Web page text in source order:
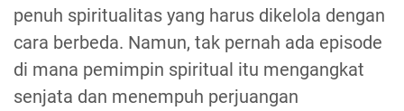
penuh spiritualitas yang harus dikelola dengan
cara berbeda. Namun, tak pernah ada episode
di mana pemimpin spiritual itu mengangkat
senjata dan menempuh perjuangan